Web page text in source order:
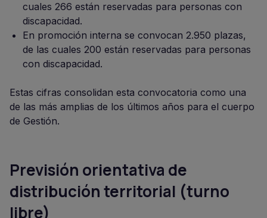
cuales 266 están reservadas para personas con
discapacidad.
En promoción interna se convocan 2.950 plazas,
de las cuales 200 están reservadas para personas
con discapacidad.
Estas cifras consolidan esta convocatoria como una
de las más amplias de los últimos años para el cuerpo
de Gestión.
Previsión orientativa de
distribución territorial (turno
libre)